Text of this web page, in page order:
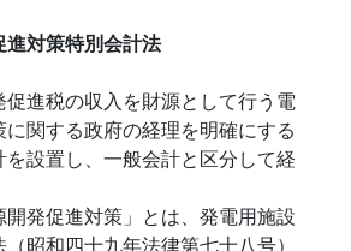
進対策特別会計法
促進税の収入を財源として行う電
関する政府の経理を明確にする
設置し、一般会計と区分して経
発促進対策」とは、発電用施設
昭和四十九年法律第七十八号）